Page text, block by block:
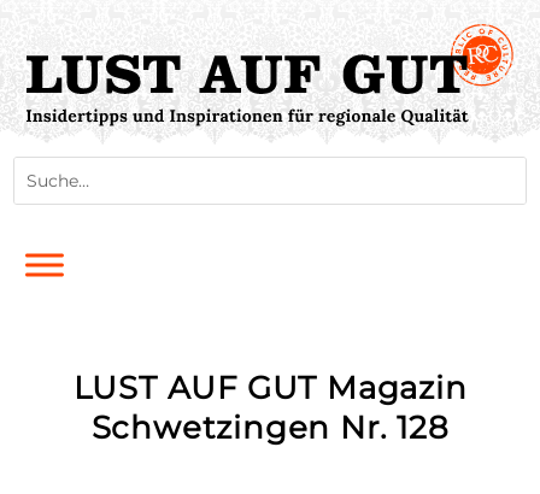
LUST AUF GUT Magazin
Schwetzingen Nr. 128